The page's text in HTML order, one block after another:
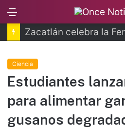
Menu
Ciencia
Estudiantes
para alimentar
gusanos